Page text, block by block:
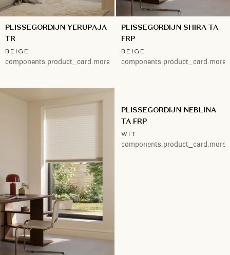
PLISSEGORDIJN YERUPAJA
TR
BEIGE
components.product_card.more.2
PLISSEGORDIJN SHIRA TA
FRP
BEIGE
PLISSEGORDIJN NEBLINA
TA FRP
WIT